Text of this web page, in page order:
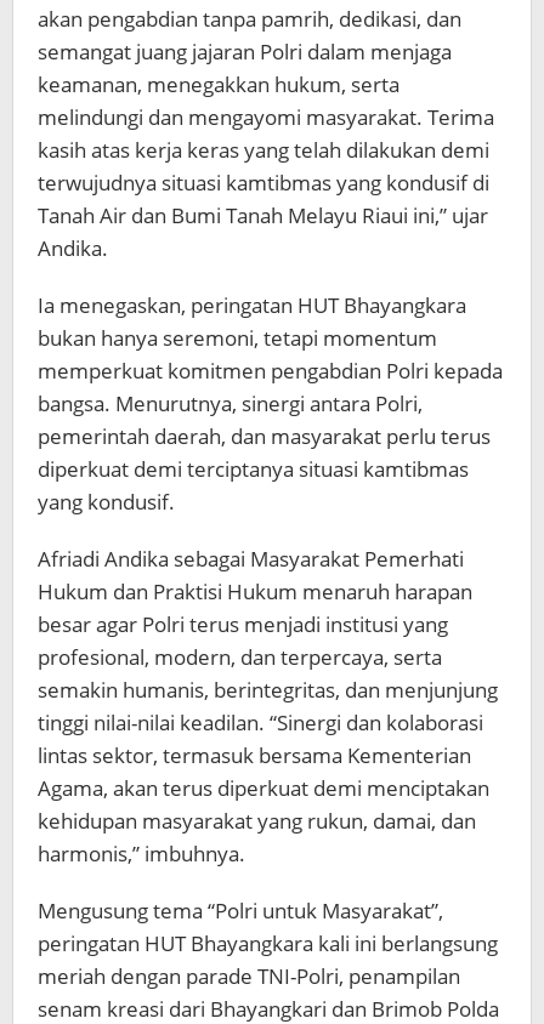
akan pengabdian tanpa pamrih, dedikasi, dan
semangat juang jajaran Polri dalam menjaga
keamanan, menegakkan hukum, serta
melindungi dan mengayomi masyarakat. Terima
kasih atas kerja keras yang telah dilakukan demi
terwujudnya situasi kamtibmas yang kondusif di
Tanah Air dan Bumi Tanah Melayu Riaui ini,” ujar
Andika.
Ia menegaskan, peringatan HUT Bhayangkara
bukan hanya seremoni, tetapi momentum
memperkuat komitmen pengabdian Polri kepada
bangsa. Menurutnya, sinergi antara Polri,
pemerintah daerah, dan masyarakat perlu terus
diperkuat demi terciptanya situasi kamtibmas
yang kondusif.
Afriadi Andika sebagai Masyarakat Pemerhati
Hukum dan Praktisi Hukum menaruh harapan
besar agar Polri terus menjadi institusi yang
profesional, modern, dan terpercaya, serta
semakin humanis, berintegritas, dan menjunjung
tinggi nilai-nilai keadilan. “Sinergi dan kolaborasi
lintas sektor, termasuk bersama Kementerian
Agama, akan terus diperkuat demi menciptakan
kehidupan masyarakat yang rukun, damai, dan
harmonis,” imbuhnya.
Mengusung tema “Polri untuk Masyarakat”,
peringatan HUT Bhayangkara kali ini berlangsung
meriah dengan parade TNI-Polri, penampilan
senam kreasi dari Bhayangkari dan Brimob Polda